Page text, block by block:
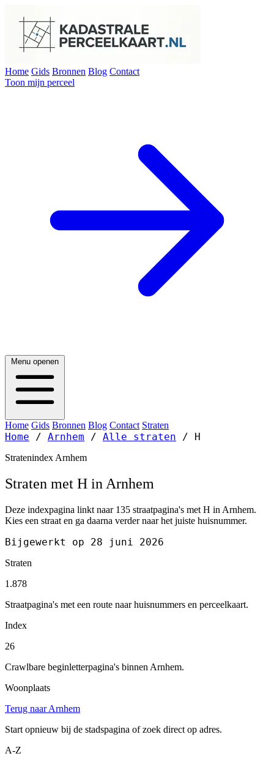
Home Gids Bronnen Blog Contact
Toon mijn perceel
Menu openen
Home Gids Bronnen Blog Contact Straten
Home / Arnhem / Alle straten / H
Stratenindex Arnhem
Straten met H in Arnhem
Deze indexpagina linkt naar 135 straatpagina's met H in Arnhem.
Kies een straat en ga daarna verder naar het juiste huisnummer.
Bijgewerkt op 28 juni 2026
Straten
1.878
Straatpagina's met een route naar huisnummers en perceelkaart.
Index
26
Crawlbare beginletterpagina's binnen Arnhem.
Woonplaats
Terug naar Arnhem
Start opnieuw bij de stadspagina of zoek direct op adres.
A-Z